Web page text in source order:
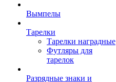
Вымпелы
Тарелки
Тарелки наградные
Футляры для
тарелок
Разрядные знаки и